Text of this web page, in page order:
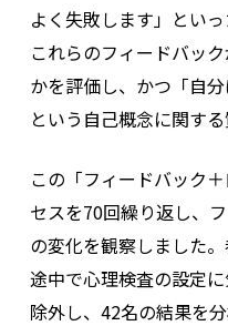
よく失敗します」とい
これらのフィードバッ
かを評価し、かつ「自
という自己概念に関す
この「フィードバック
セスを70回繰り返し、
の変化を観察しました
途中で心理検査の設定
除外し、42名の結果を